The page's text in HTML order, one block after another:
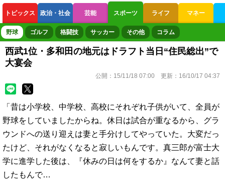
トピックス 政治・社会 芸能 スポーツ ライフ マネー
ボートレース 競輪 オートレース
野球 ゴルフ 格闘技 サッカー その他 コラム
西武1位・多和田の地元はドラフト当日“住民総出”で
大宴会
公開： 15/11/18 07:00 更新： 16/10/17 04:37
「昔は小学校、中学校、高校にそれぞれ子供がいて、全員が
野球をしていましたからね。休日は試合が重なるから、グラ
ウンドへの送り迎えは妻と手分けしてやっていた。大変だっ
たけど、それがなくなると寂しいもんです。真三郎が富士大
学に進学した後は、『休みの日は何をするか』なんて妻と話
したもんで…